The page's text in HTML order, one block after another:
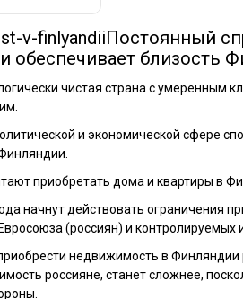
Постоянный
обеспечивает близость
чистая страна с умеренным
и экономической сфере
приобретать дома и квартиры в
начнут действовать ограничения
(россиян) и контролируемых
недвижимость в
россияне, станет сложнее,